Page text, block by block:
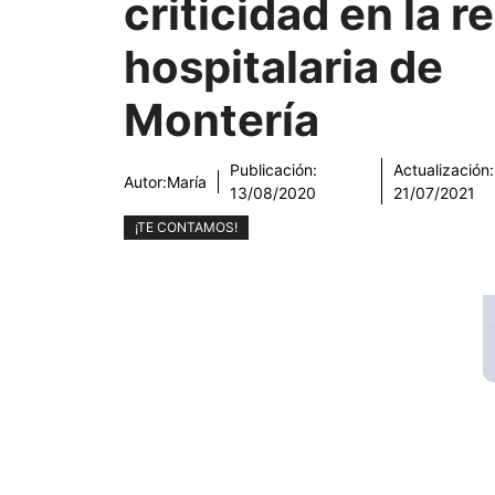
criticidad en la
hospitalaria de
Montería
Autor:María
Publicación:
13/08/2020
Actualización:
21/07/2021
¡TE CONTAMOS!